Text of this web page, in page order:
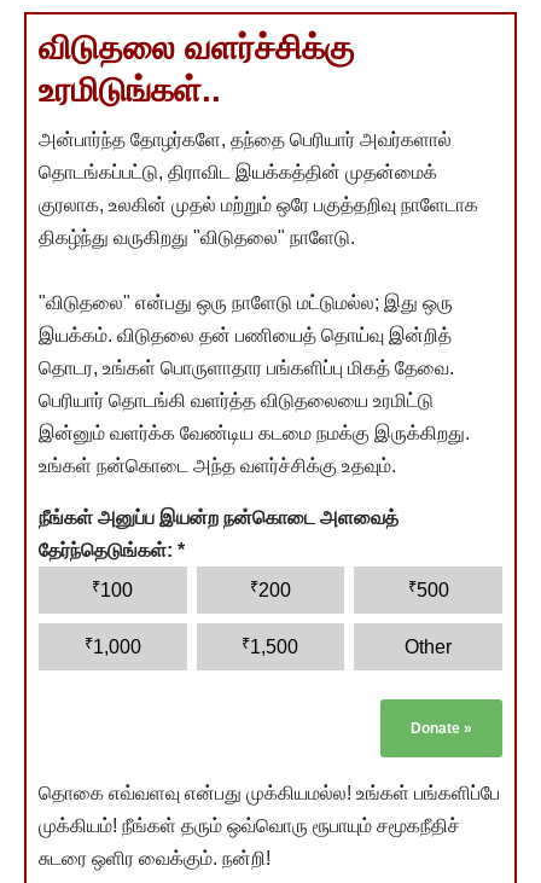
விடுதலை வளர்ச்சிக்கு
உரமிடுங்கள்..
அன்பார்ந்த தோழர்களே, தந்தை பெரியார் அவர்களால்
தொடங்கப்பட்டு, திராவிட இயக்கத்தின் முதன்மைக்
குரலாக, உலகின் முதல் மற்றும் ஒரே பகுத்தறிவு நாளேடாக
திகழ்ந்து வருகிறது "விடுதலை" நாளேடு.
"விடுதலை" என்பது ஒரு நாளேடு மட்டுமல்ல; இது ஒரு
இயக்கம். விடுதலை தன் பணியைத் தொய்வு இன்றித்
தொடர, உங்கள் பொருளாதார பங்களிப்பு மிகத் தேவை.
பெரியார் தொடங்கி வளர்த்த விடுதலையை உரமிட்டு
இன்னும் வளர்க்க வேண்டிய கடமை நமக்கு இருக்கிறது.
உங்கள் நன்கொடை அந்த வளர்ச்சிக்கு உதவும்.
நீங்கள் அனுப்ப இயன்ற நன்கொடை அளவைத்
தேர்ந்தெடுங்கள்: *
₹100 ₹200 ₹500
₹1,000 ₹1,500 Other
Donate »
தொகை எவ்வளவு என்பது முக்கியமல்ல! உங்கள் பங்களிப்பே
முக்கியம்! நீங்கள் தரும் ஒவ்வொரு ரூபாயும் சமூகநீதிச்
சுடரை ஒளிர வைக்கும். நன்றி!